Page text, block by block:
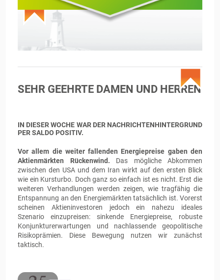
SEHR GEEHRTE DAMEN UND HERREN
IN DIESER WOCHE WAR DER NACHRICHTENHINTERGRUND
PER SALDO POSITIV.
Vor allem die weiter fallenden Energiepreise gaben den
Aktienmärkten Rückenwind. Das mögliche Abkommen
zwischen den USA und dem Iran wirkt auf den ersten Blick
wie ein Kursturbo. Doch ganz so einfach ist es nicht. Erst die
weiteren Verhandlungen werden zeigen, wie tragfähig die
Entspannung an den Energiemärkten tatsächlich ist. Vorerst
scheinen Aktieninvestoren jedoch ein nahezu ideales
Szenario einzupreisen: sinkende Energiepreise, robuste
Konjunkturerwartungen und nachlassende geopolitische
Risikoprämien. Diese Bewegung nutzen wir zunächst
taktisch.